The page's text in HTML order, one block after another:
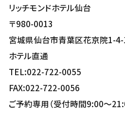
リッチモンドホテル仙台
〒980-0013
宮城県仙台市青葉区花京院1-
ホテル直通
TEL:022-722-0055
FAX:022-722-0056
ご予約専用（受付時間9:00～